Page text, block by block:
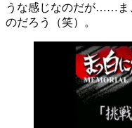
うな感じなのだが……ま
のだろう（笑）。